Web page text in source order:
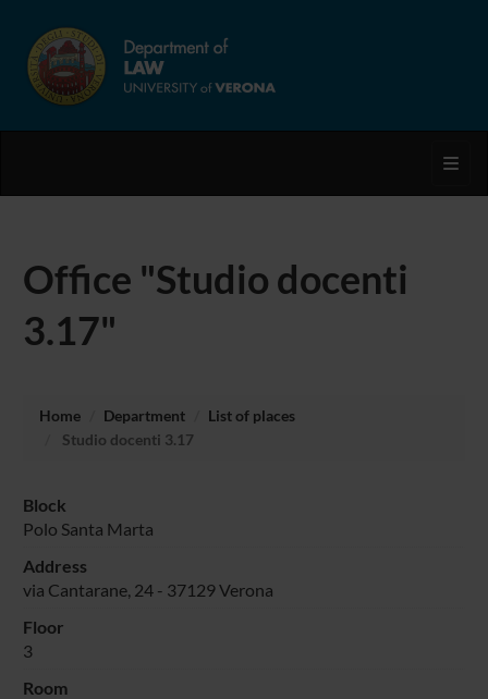
Office "Studio docenti
3.17"
Home Department
List of places
Studio docenti 3.17
Block
Polo Santa Marta
Address
via Cantarane, 24 - 37129 Verona
Floor
3
Room